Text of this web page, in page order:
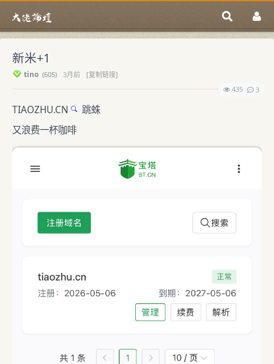
新米+1
tino (605) 3月前
[复制链接]
435
3
TIAOZHU.CN
跳蛛
又浪费一杯咖啡